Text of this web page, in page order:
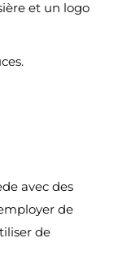
et un logo
avec des
de
de